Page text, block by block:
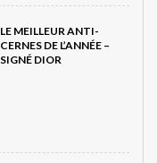
LE MEILLEUR ANTI-
CERNES DE L’ANNÉE –
SIGNÉ DIOR